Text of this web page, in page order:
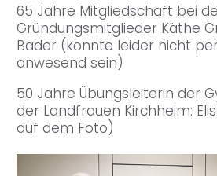
65 Jahre Mitgliedschaft bei
Gründungsmitglieder Käthe
Bader (konnte leider nicht
anwesend sein)
50 Jahre Übungsleiterin der
der Landfrauen Kirchheim:
auf dem Foto)